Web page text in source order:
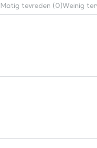
Matig tevreden (0)Weinig